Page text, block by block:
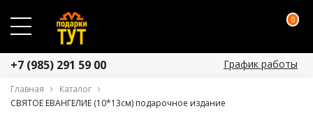
0
+7 (985) 291 59 00 График работы
Главная
Каталог
СВЯТОЕ ЕВАНГЕЛИЕ (10*13см) подарочное издание